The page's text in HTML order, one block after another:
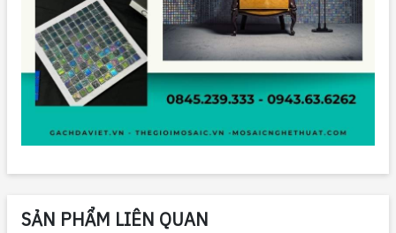
SẢN PHẨM LIÊN QUAN